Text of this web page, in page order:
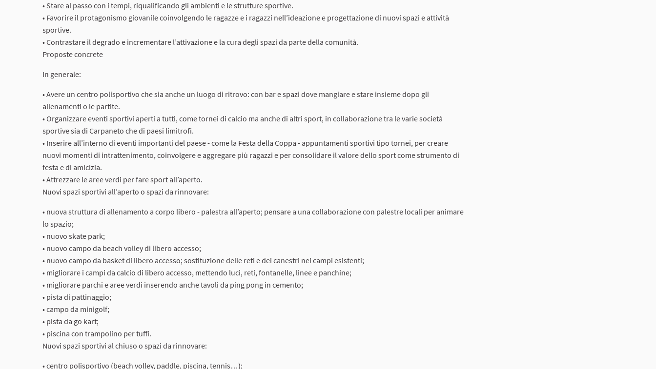
• Stare al passo con i tempi, riqualificando gli ambienti e le strutture sportive.
• Favorire il protagonismo giovanile coinvolgendo le ragazze e i ragazzi nell’ideazione e progettazione di nuovi spazi e attività
sportive.
• Contrastare il degrado e incrementare l’attivazione e la cura degli spazi da parte della comunità.
Proposte concrete
In generale:
• Avere un centro polisportivo che sia anche un luogo di ritrovo: con bar e spazi dove mangiare e stare insieme dopo gli
allenamenti o le partite.
• Organizzare eventi sportivi aperti a tutti, come tornei di calcio ma anche di altri sport, in collaborazione tra le varie società
sportive sia di Carpaneto che di paesi limitrofi.
• Inserire all’interno di eventi importanti del paese - come la Festa della Coppa - appuntamenti sportivi tipo tornei, per creare
nuovi momenti di intrattenimento, coinvolgere e aggregare più ragazzi e per consolidare il valore dello sport come strumento di
festa e di amicizia.
• Attrezzare le aree verdi per fare sport all’aperto.
Nuovi spazi sportivi all’aperto o spazi da rinnovare:
• nuova struttura di allenamento a corpo libero - palestra all’aperto; pensare a una collaborazione con palestre locali per animare
lo spazio;
• nuovo skate park;
• nuovo campo da beach volley di libero accesso;
• nuovo campo da basket di libero accesso; sostituzione delle reti e dei canestri nei campi esistenti;
• migliorare i campi da calcio di libero accesso, mettendo luci, reti, fontanelle, linee e panchine;
• migliorare parchi e aree verdi inserendo anche tavoli da ping pong in cemento;
• pista di pattinaggio;
• campo da minigolf;
• pista da go kart;
• piscina con trampolino per tuffi.
Nuovi spazi sportivi al chiuso o spazi da rinnovare:
• centro polisportivo (beach volley, paddle, piscina, tennis…);